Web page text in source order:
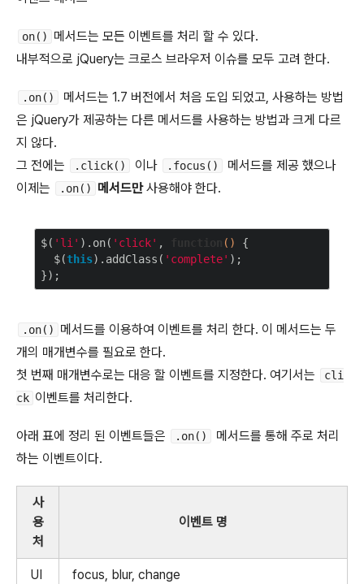
on()
메서드는 모든 이벤트를 처리 할 수 있다.
내부적으로 jQuery는 크로스 브라우저 이슈를 모두 고려 한다.
.on()
메서드는 1.7 버전에서 처음 도입 되었고, 사용하는 방법
은 jQuery가 제공하는 다른 메서드를 사용하는 방법과 크게 다르
지 않다.
그 전에는
.click() 이나 .focus()
메서드를 제공 했으나
이제는
.on() 메서드만사용해야 한다.
$( 'li' ).on( 'click' , ( )
{
  $(
this).addClass( 'complete' );
.on()
메서드를 이용하여 이벤트를 처리 한다. 이 메서드는 두
개의 매개변수를 필요로 한다.
첫 번째 매개변수로는 대응 할 이벤트를 지정한다. 여기서는
cli
ck 이벤트를 처리한다.
아래 표에 정리 된 이벤트들은 .on()
메서드를 통해 주로 처리
하는 이벤트이다.
사
용
처
이벤트 명
UI focus, blur, change